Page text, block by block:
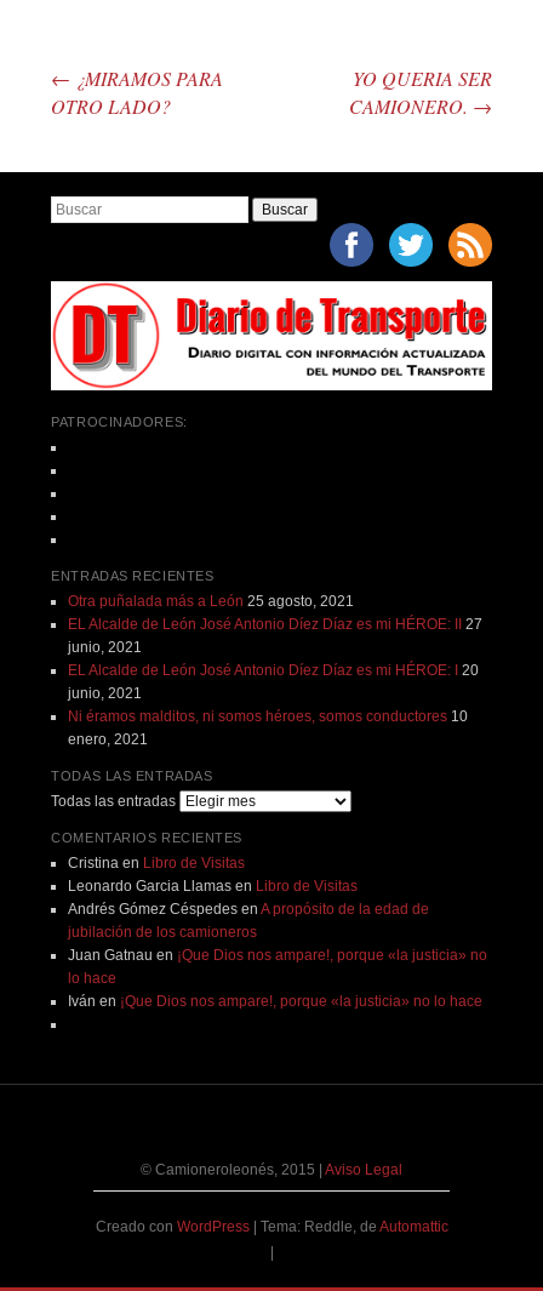
Post navigation
← ¿MIRAMOS PARA
OTRO LADO?
YO QUERIA SER
CAMIONERO. →
Buscar
PATROCINADORES:
ENTRADAS RECIENTES
Otra puñalada más a León 25 agosto, 2021
EL Alcalde de León José Antonio Díez Díaz es mi HÉROE: II
27
junio, 2021
EL Alcalde de León José Antonio Díez Díaz es mi HÉROE: I
20
junio, 2021
Ni éramos malditos, ni somos héroes, somos conductores 10
enero, 2021
TODAS LAS ENTRADAS
Todas las entradas
COMENTARIOS RECIENTES
Cristinaen Libro de Visitas
Leonardo Garcia Llamasen Libro de Visitas
Andrés Gómez Céspedesen A propósito de la edad de
jubilación de los camioneros
Juan Gatnau en ¡Que Dios nos ampare!, porque «la justicia» no
lo hace
Iván en ¡Que Dios nos ampare!, porque «la justicia» no lo hace
© Camioneroleonés, 2015 | Aviso Legal
Creado con WordPress Tema: Reddle, de Automattic